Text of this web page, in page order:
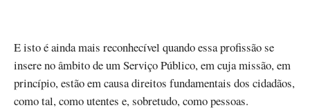
E isto é ainda mais reconhecível quando essa profissão se
insere no âmbito de um Serviço Público, em cuja missão, em
princípio, estão em causa direitos fundamentais dos cidadãos,
como tal, como utentes e, sobretudo, como pessoas.